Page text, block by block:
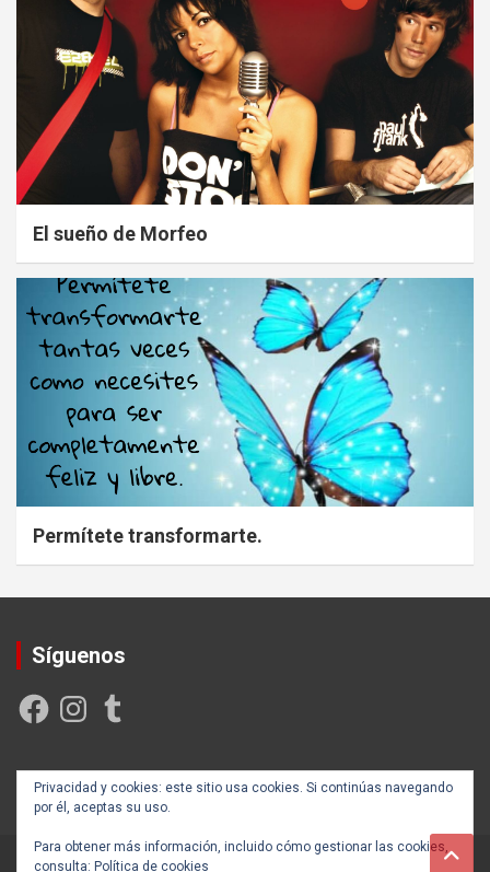
El sueño de Morfeo
Permítete transformarte.
Síguenos
FacebookInstagramTumblr
Privacidad y cookies: este sitio usa cookies. Si continúas navegando
por él, aceptas su uso.
Para obtener más información, incluido cómo gestionar las cookies,
consulta: Política de cookies
Creada y posicionada por Rogama Informática